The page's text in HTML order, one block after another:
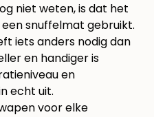
niet weten, is dat het
een snuffelmat gebruikt.
iets anders nodig dan
en handiger is
en
echt uit.
voor elke